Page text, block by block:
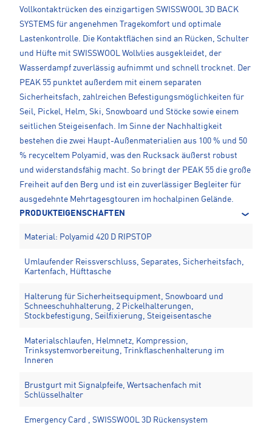
Vollkontaktrücken des einzigartigen SWISSWOOL 3D BACK
SYSTEMS für angenehmen Tragekomfort und optimale
Lastenkontrolle. Die Kontaktflächen sind an Rücken, Schulter
und Hüfte mit SWISSWOOL Wollvlies ausgekleidet, der
Wasserdampf zuverlässig aufnimmt und schnell trocknet. Der
PEAK 55 punktet außerdem mit einem separaten
Sicherheitsfach, zahlreichen Befestigungsmöglichkeiten für
Seil, Pickel, Helm, Ski, Snowboard und Stöcke sowie einem
seitlichen Steigeisenfach. Im Sinne der Nachhaltigkeit
bestehen die zwei Haupt-Außenmaterialien aus 100 % und 50
% recyceltem Polyamid, was den Rucksack äußerst robust
und widerstandsfähig macht. So bringt der PEAK 55 die große
Freiheit auf den Berg und ist ein zuverlässiger Begleiter für
ausgedehnte Mehrtagesgtouren im hochalpinen Gelände.
PRODUKTEIGENSCHAFTEN
Material: Polyamid 420 D RIPSTOP
Umlaufender Reissverschluss, Separates, Sicherheitsfach,
Kartenfach, Hüfttasche
Halterung für Sicherheitsequipment, Snowboard und
Schneeschuhhalterung, 2 Pickelhalterungen,
Stockbefestigung, Seilfixierung, Steigeisentasche
Materialschlaufen, Helmnetz, Kompression,
Trinksystemvorbereitung, Trinkflaschenhalterung im
Inneren
Brustgurt mit Signalpfeife, Wertsachenfach mit
Schlüsselhalter
Emergency Card , SWISSWOOL 3D Rückensystem